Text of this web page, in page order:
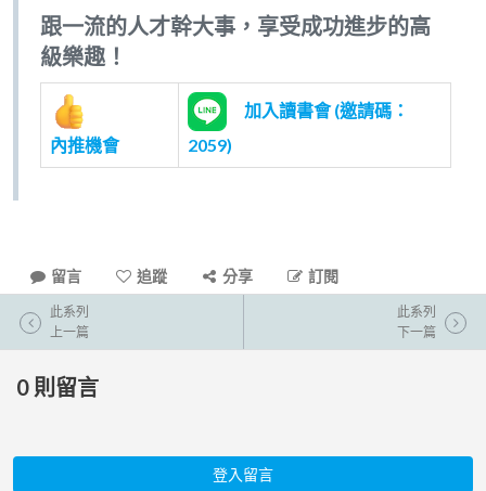
跟一流的人才幹大事，享受成功進步的高
級樂趣！
內推機會
加入讀書會 (邀請碼：
2059)
留言 追蹤 分享 訂閱
此系列
上一篇
此系列
下一篇
0 則留言
登入留言